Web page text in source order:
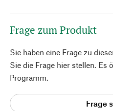
Frage zum Produkt
Sie haben eine Frage zu
Sie die Frage hier stellen. Es
Programm.
Frage